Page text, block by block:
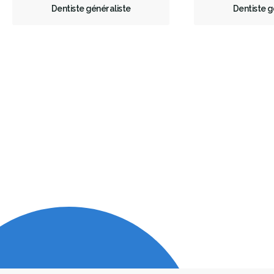
Dentiste généraliste Dentiste